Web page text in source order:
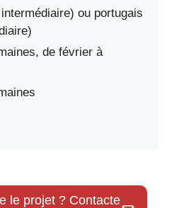
ou portugais
de février à
le projet ? Contacte